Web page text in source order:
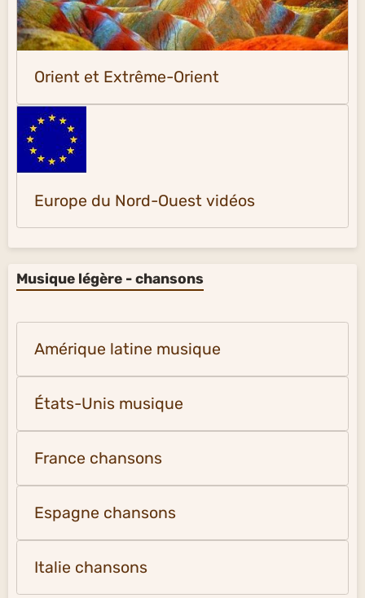
Orient et Extrême-Orient
Europe du Nord-Ouest vidéos
Musique légère - chansons
Amérique latine musique
États-Unis musique
France chansons
Espagne chansons
Italie chansons